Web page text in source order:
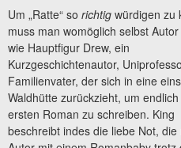
Um „Ratte“ so richtig würdigen zu
muss man womöglich selbst
wie Hauptfigur Drew, ein
Kurzgeschichtenautor,
Familienvater, der sich in eine
Waldhütte zurückzieht, um
ersten Roman zu schreiben. King
beschreibt indes die liebe Not, die